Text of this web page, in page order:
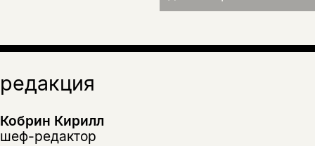
редакция
Кобрин Кирилл
шеф-редактор